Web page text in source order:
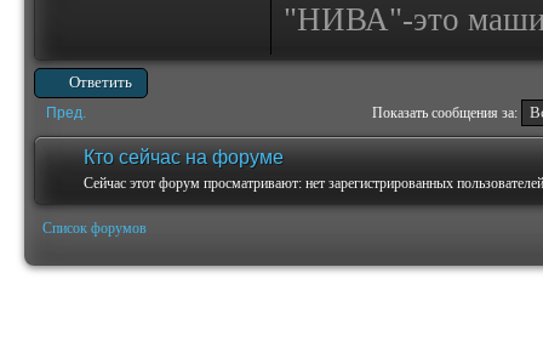
"НИВА"-это
Ответить
Пред. Показать сообщения за:
Кто сейчас на форуме
Сейчас этот форум просматривают: нет зарегистрированных
Список форумов